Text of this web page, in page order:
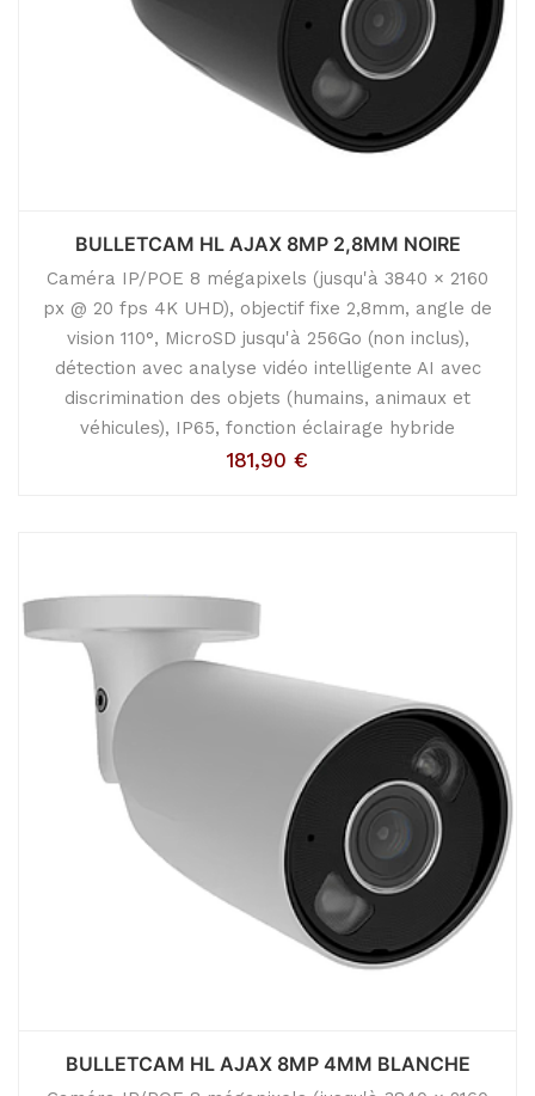
BULLETCAM HL AJAX 8MP 2,8MM NOIRE
Caméra IP/POE 8 mégapixels (jusqu'à 3840 × 2160
px @ 20 fps 4K UHD), objectif fixe 2,8mm, angle de
vision 110°, MicroSD jusqu'à 256Go (non inclus),
détection avec analyse vidéo intelligente AI avec
discrimination des objets (humains, animaux et
véhicules), IP65, fonction éclairage hybride
181,90 €
BULLETCAM HL AJAX 8MP 4MM BLANCHE